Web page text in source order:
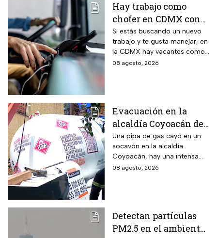
Hay trabajo como
chofer en CDMX con
sueldo de 13 mil 500
pesos; requisitos para
aplicar
Si estás buscando un nuevo
trabajo y te gusta manejar, en
la CDMX hay vacantes como
chofer y aquí te decimos
08 agosto, 2026
Evacuación en la
alcaldía Coyoacán de
CDMX tras caída de
una pipa en un
socavón
Una pipa de gas cayó en un
socavón en la alcaldía
Coyoacán, hay una intensa
movilización de servicios de
08 agosto, 2026
Detectan partículas
PM2.5 en el ambiente;